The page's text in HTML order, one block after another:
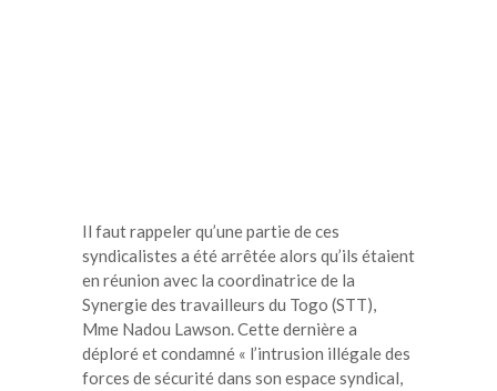
Il faut rappeler qu’une partie de ces
syndicalistes a été arrêtée alors qu’ils étaient
en réunion avec la coordinatrice de la
Synergie des travailleurs du Togo (STT),
Mme Nadou Lawson. Cette dernière a
déploré et condamné « l’intrusion illégale des
forces de sécurité dans son espace syndical,